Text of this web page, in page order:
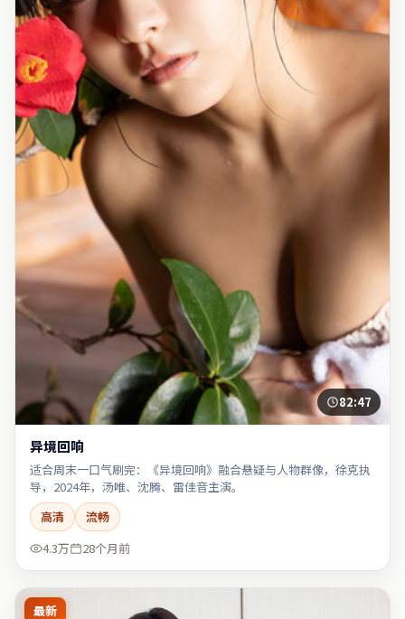
82:47
异境回响
适合周末一口气刷完：《异境回响》融合悬疑与人物群像，徐克执
导，2024年，汤唯、沈腾、雷佳音主演。
高清
流畅
4.3万
28个月前
最新